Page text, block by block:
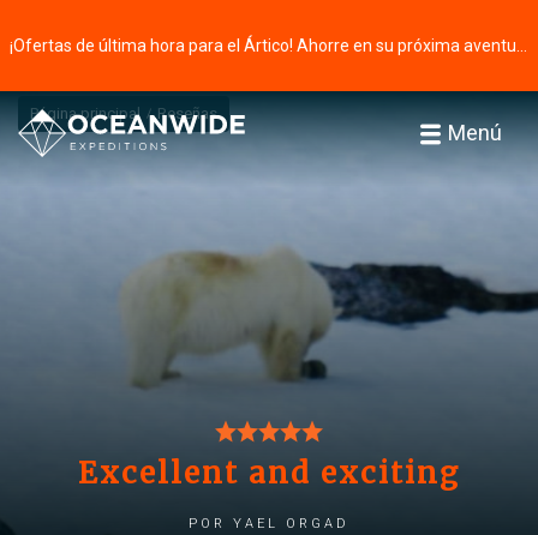
Menú
Página principal Reseñas
Excellent and exciting
por Yael Orgad